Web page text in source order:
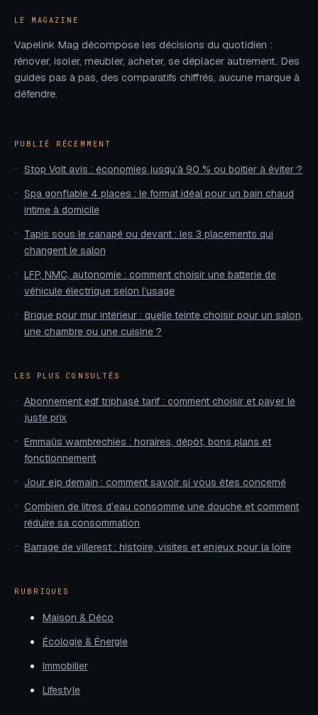
LE MAGAZINE
Vapelink Mag décompose les décisions du quotidien :
rénover, isoler, meubler, acheter, se déplacer autrement. Des
guides pas à pas, des comparatifs chiffrés, aucune marque à
défendre.
PUBLIÉ RÉCEMMENT
Stop Volt avis : économies jusqu’à 90 % ou boîtier à éviter ?
Spa gonflable 4 places : le format idéal pour un bain chaud
intime à domicile
Tapis sous le canapé ou devant : les 3 placements qui
changent le salon
LFP, NMC, autonomie : comment choisir une batterie de
véhicule électrique selon l’usage
Brique pour mur intérieur : quelle teinte choisir pour un salon,
une chambre ou une cuisine ?
LES PLUS CONSULTÉS
Abonnement edf triphasé tarif : comment choisir et payer le
juste prix
Emmaüs wambrechies : horaires, dépôt, bons plans et
fonctionnement
Jour ejp demain : comment savoir si vous êtes concerné
Combien de litres d’eau consomme une douche et comment
réduire sa consommation
Barrage de villerest : histoire, visites et enjeux pour la loire
RUBRIQUES
Maison & Déco
Écologie & Énergie
Immobilier
Lifestyle